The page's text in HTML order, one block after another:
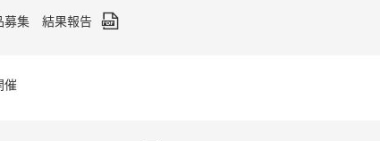
募集 結果報告
催